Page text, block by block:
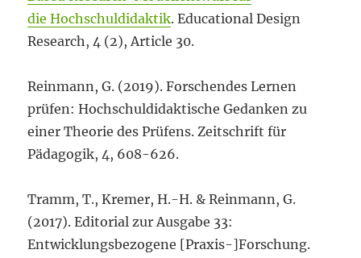
die Hochschuldidaktik. Educational Design
Research, 4 (2), Article 30.
Reinmann, G. (2019). Forschendes Lernen
prüfen: Hochschuldidaktische Gedanken zu
einer Theorie des Prüfens. Zeitschrift für
Pädagogik, 4, 608-626.
Tramm, T., Kremer, H.-H. & Reinmann, G.
(2017). Editorial zur Ausgabe 33:
Entwicklungsbezogene [Praxis-]Forschung.